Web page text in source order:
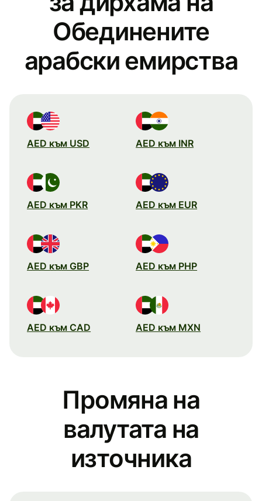
Обединените
арабски емирства
AED към USD AED към INR
AED към PKR AED към EUR
AED към GBP AED към PHP
AED към CAD AED към MXN
Промяна на
валутата на
източника